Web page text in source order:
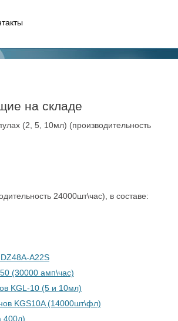
на складе
(2, 5, 10мл) (производительность
24000шт\час), в составе:
A22S
(30000 амп\час)
KGL-10 (5 и 10мл)
KGS10A (14000шт\фл)
400л)